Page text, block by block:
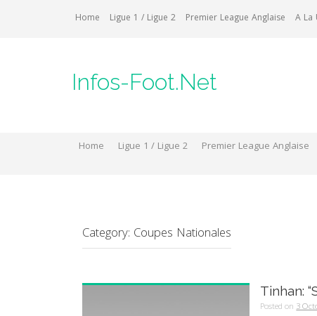
Home Ligue 1 / Ligue 2 Premier League Anglaise A La
Infos-Foot.Net
Home Ligue 1 / Ligue 2 Premier League Anglaise
Category: Coupes Nationales
Tinhan:
Posted on3